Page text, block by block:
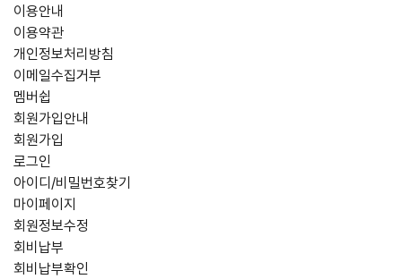
이용안내
이용약관
개인정보처리방침
이메일수집거부
멤버쉽
회원가입안내
회원가입
로그인
아이디/비밀번호찾기
마이페이지
회원정보수정
회비납부
회비납부확인